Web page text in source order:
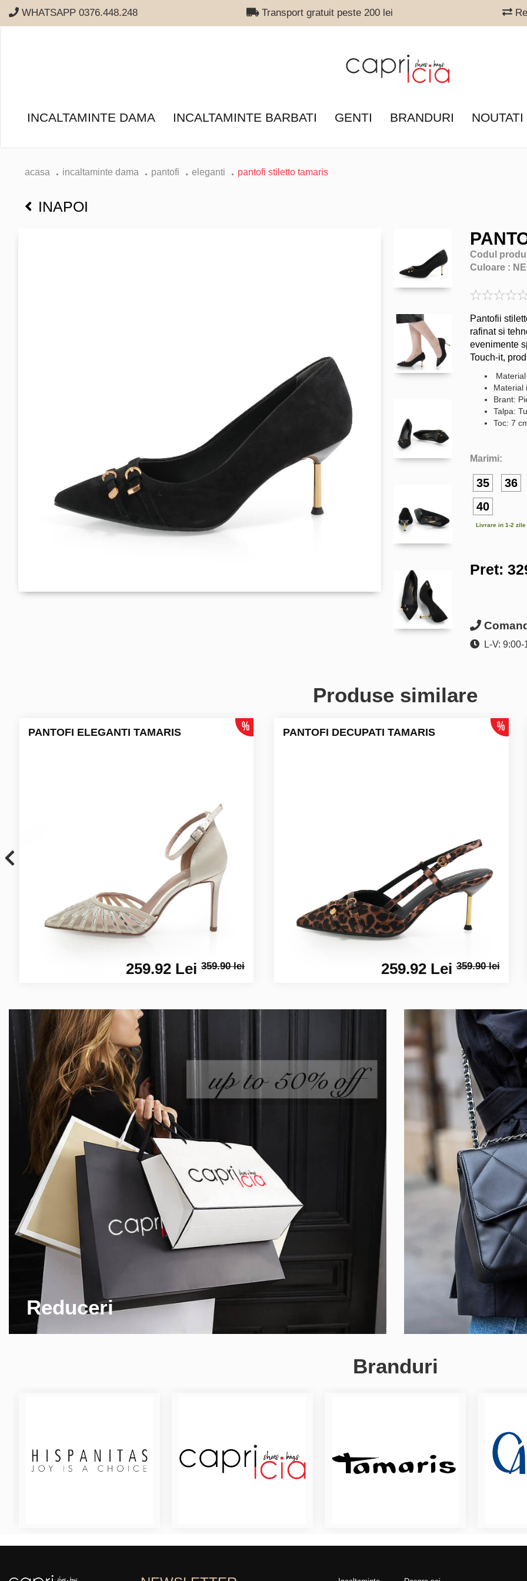
WHATSAPP 0376.448.248 Transport gratuit peste 200 lei
INCALTAMINTE DAMA INCALTAMINTE BARBATI GENTI BRANDURI NOUTATI
acasa incaltaminte dama pantofi eleganti pantofi stiletto tamaris
INAPOI
Codul
Culoare :
Pantofii
rafinat si
evenimente
Touch-it,
Material
Brant:
Talpa:
Toc: 7
Marimi:
35
36
40
Livrare in 1-2
Pret:
L-V: 9:00-
Produse similare
PANTOFI ELEGANTI TAMARIS
259.92 Lei359.90 lei
PANTOFI DECUPATI TAMARIS
259.92 Lei359.90 lei
Reduceri
Branduri